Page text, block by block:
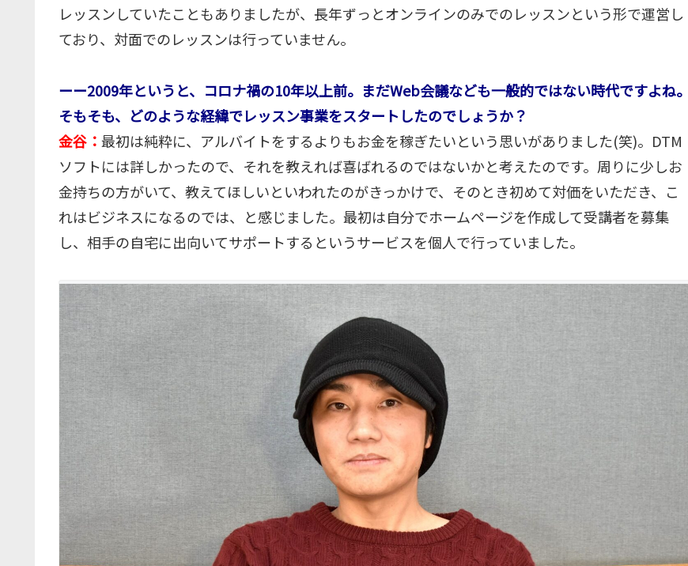
レッスンしていたこともありましたが、長年ずっとオンラインのみでのレッスンという形で運営し
ており、対面でのレッスンは行っていません。
ーー2009年というと、コロナ禍の10年以上前。まだWeb会議なども一般的ではない時代ですよね。
そもそも、どのような経緯でレッスン事業をスタートしたのでしょうか？
金谷： 最初は純粋に、アルバイトをするよりもお金を稼ぎたいという思いがありました(笑)。DTM
ソフトには詳しかったので、それを教えれば喜ばれるのではないかと考えたのです。周りに少しお
金持ちの方がいて、教えてほしいといわれたのがきっかけで、そのとき初めて対価をいただき、こ
れはビジネスになるのでは、と感じました。最初は自分でホームページを作成して受講者を募集
し、相手の自宅に出向いてサポートするというサービスを個人で行っていました。